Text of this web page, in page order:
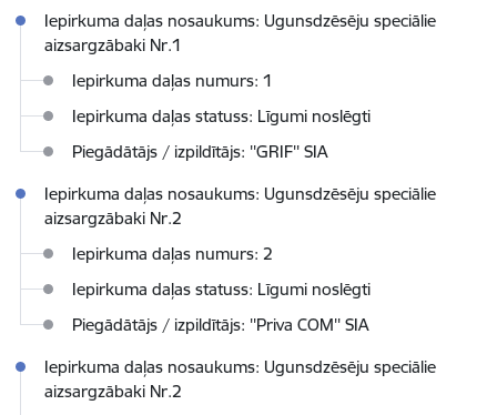
Iepirkuma daļas nosaukums: Ugunsdzēsēju speciālie
aizsargzābaki Nr.1
Iepirkuma daļas numurs: 1
Iepirkuma daļas statuss: Līgumi noslēgti
Piegādātājs / izpildītājs: ''GRIF'' SIA
Iepirkuma daļas nosaukums: Ugunsdzēsēju speciālie
aizsargzābaki Nr.2
Iepirkuma daļas numurs: 2
Iepirkuma daļas statuss: Līgumi noslēgti
Piegādātājs / izpildītājs: ''Priva COM'' SIA
Iepirkuma daļas nosaukums: Ugunsdzēsēju speciālie
aizsargzābaki Nr.2